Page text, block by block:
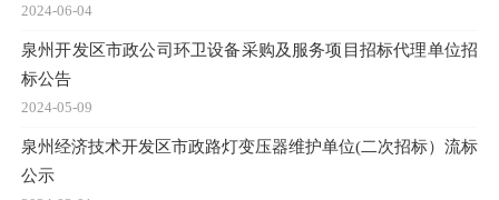
2024-06-04
泉州开发区市政公司环卫设备采购及服务项目招标代理单位招
标公告
2024-05-09
泉州经济技术开发区市政路灯变压器维护单位(二次招标）流标
公示